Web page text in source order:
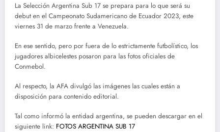
La Selección Argentina Sub 17 se prepara para lo que será su
debut en el Campeonato Sudamericano de Ecuador 2023, este
viernes 31 de marzo frente a Venezuela.
En ese sentido, pero por fuera de lo estrictamente futbolístico, los
jugadores albicelestes posaron para las fotos oficiales de
Conmebol.
Al respecto, la AFA divulgó las imágenes las cuales están a
disposición para contenido editorial.
Tal como informó la entidad argentina, se pueden descargar en el
siguiente link: FOTOS ARGENTINA SUB 17